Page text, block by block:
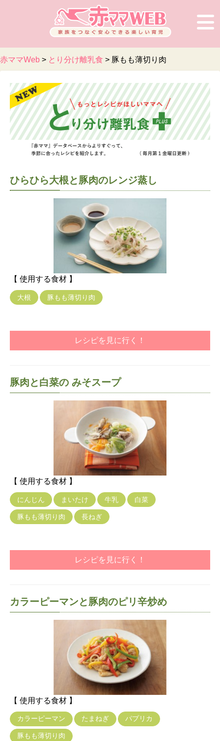
赤ママWeb > とり分け離乳食 > 豚もも薄切り肉
ひらひら大根と豚肉のレンジ蒸し
【 使用する食材 】
大根 豚もも薄切り肉
レシピを見に行く！
豚肉と白菜の みそスープ
【 使用する食材 】
にんじん まいたけ 牛乳 白菜
豚もも薄切り肉 長ねぎ
レシピを見に行く！
カラーピーマンと豚肉のピリ辛炒め
【 使用する食材 】
カラーピーマン たまねぎ パプリカ
豚もも薄切り肉